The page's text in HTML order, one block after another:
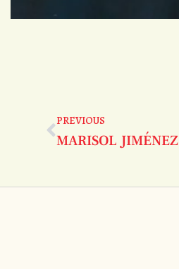
PREVIOUS
MARISOL JIMÉNEZ